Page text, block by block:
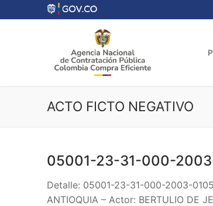
al
ACTO FICTO NEGATIVO
05001-23-31-000-
Detalle: 05001-23-31-000-2003-
ANTIOQUIA – Actor: BERTULIO DE